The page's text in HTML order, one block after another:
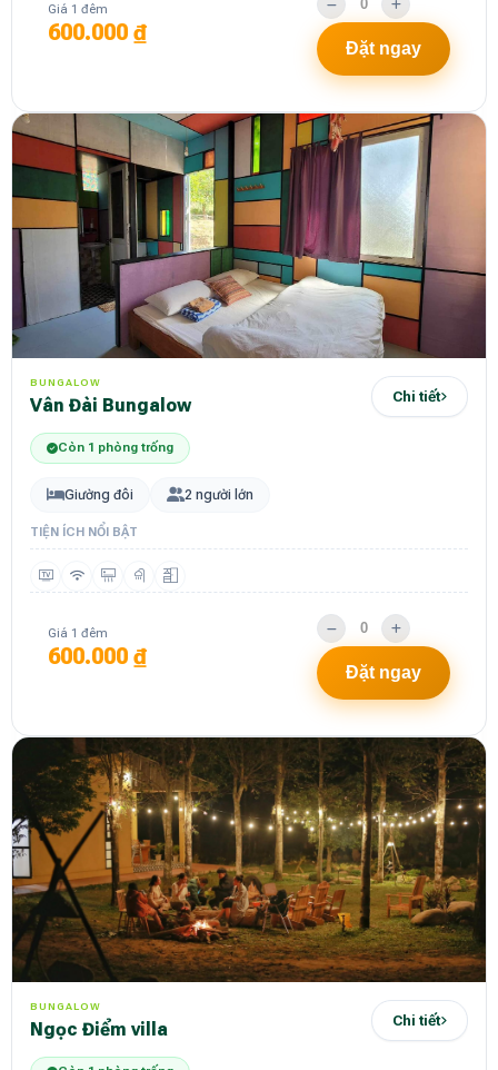
Giá 1 đêm
600.000 ₫
Đặt ngay
BUNGALOW
Vân Đài Bungalow Chi tiết
Còn 1 phòng trống
Giường đôi 2 người lớn
TIỆN ÍCH NỔI BẬT
Giá 1 đêm
600.000 ₫
Đặt ngay
BUNGALOW
Ngọc Điểm villa Chi tiết